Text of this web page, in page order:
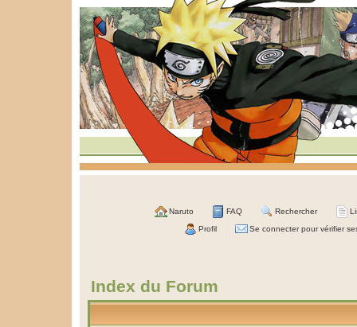
Naruto FAQ Rechercher
Profil Se connecter pour vérifier
Index du Forum